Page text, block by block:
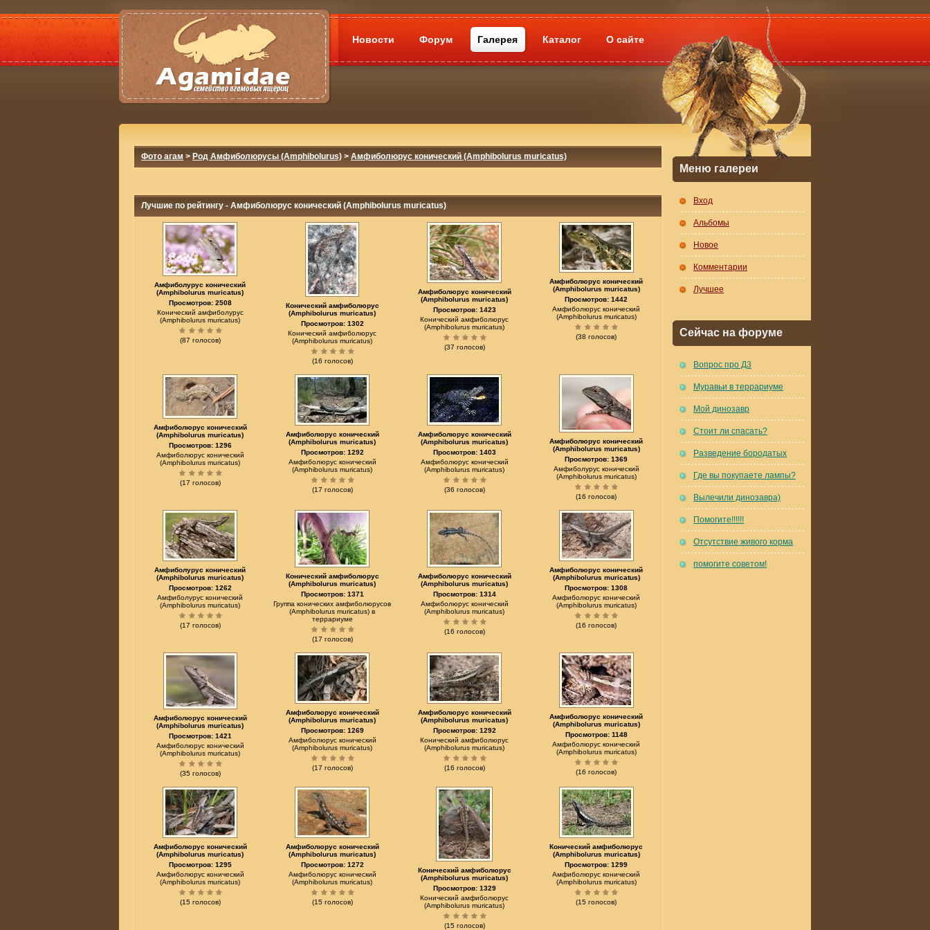
Новости Форум Галерея Каталог О сайте
Фото агам > Род Амфиболюрусы (Amphibolurus) > Амфиболюрус конический (Amphibolurus muricatus)
Лучшие по рейтингу - Амфиболюрус конический (Amphibolurus muricatus)
Амфиболурус конический
(Amphibolurus muricatus)
Просмотров: 2508
Конический амфиболурус
(Amphibolurus muricatus)
(87 голосов)
Конический амфиболюрус
(Amphibolurus muricatus)
Просмотров: 1302
Конический амфиболюрус
(Amphibolurus muricatus)
(16 голосов)
Амфиболюрус конический
(Amphibolurus muricatus)
Просмотров: 1423
Конический амфиболюрус
(Amphibolurus muricatus)
(37 голосов)
Амфиболюрус конический
(Amphibolurus muricatus)
Просмотров: 1442
Амфиболюрус конический
(Amphibolurus muricatus)
(38 голосов)
Амфиболюрус конический
(Amphibolurus muricatus)
Просмотров: 1296
Амфиболюрус конический
(Amphibolurus muricatus)
(17 голосов)
Амфиболюрус конический
(Amphibolurus muricatus)
Просмотров: 1292
Амфиболюрус конический
(Amphibolurus muricatus)
(17 голосов)
Амфиболюрус конический
(Amphibolurus muricatus)
Просмотров: 1403
Амфиболюрус конический
(Amphibolurus muricatus)
(36 голосов)
Амфиболюрус конический
(Amphibolurus muricatus)
Просмотров: 1369
Амфиболурус конический
(Amphibolurus muricatus)
(16 голосов)
Амфиболурус конический
(Amphibolurus muricatus)
Просмотров: 1262
Амфиболурус конический
(Amphibolurus muricatus)
(17 голосов)
Конический амфиболюрус
(Amphibolurus muricatus)
Просмотров: 1371
Группа конических амфиболюрусов
(Amphibolurus muricatus) в
террариуме
(17 голосов)
Амфиболюрус конический
(Amphibolurus muricatus)
Просмотров: 1314
Амфиболюрус конический
(Amphibolurus muricatus)
(16 голосов)
Амфиболюрус конический
(Amphibolurus muricatus)
Просмотров: 1308
Амфиболюрус конический
(Amphibolurus muricatus)
(16 голосов)
Амфиболюрус конический
(Amphibolurus muricatus)
Просмотров: 1421
Амфиболюрус конический
(Amphibolurus muricatus)
(35 голосов)
Амфиболюрус конический
(Amphibolurus muricatus)
Просмотров: 1269
Амфиболюрус конический
(Amphibolurus muricatus)
(17 голосов)
Амфиболюрус конический
(Amphibolurus muricatus)
Просмотров: 1292
Конический амфиболюрус
(Amphibolurus muricatus)
(16 голосов)
Амфиболюрус конический
(Amphibolurus muricatus)
Просмотров: 1148
Амфиболюрус конический
(Amphibolurus muricatus)
(16 голосов)
Амфиболюрус конический
(Amphibolurus muricatus)
Просмотров: 1295
Амфиболюрус конический
(Amphibolurus muricatus)
(15 голосов)
Амфиболюрус конический
(Amphibolurus muricatus)
Просмотров: 1272
Амфиболюрус конический
(Amphibolurus muricatus)
(15 голосов)
Конический амфиболюрус
(Amphibolurus muricatus)
Просмотров: 1329
Конический амфиболюрус
(Amphibolurus muricatus)
(15 голосов)
Конический амфиболюрус
(Amphibolurus muricatus)
Просмотров: 1299
Амфиболюрус конический
(Amphibolurus muricatus)
(15 голосов)
Меню галереи
Вход
Альбомы
Новое
Комментарии
Лучшее
Сейчас на форуме
Вопрос про Д3
Муравьи в террариуме
Мой динозавр
Стоит ли спасать?
Разведение бородатых
Где вы покупаете лампы?
Вылечили динозавра)
Помогите!!!!!!
Отсутствие живого корма
помогите советом!